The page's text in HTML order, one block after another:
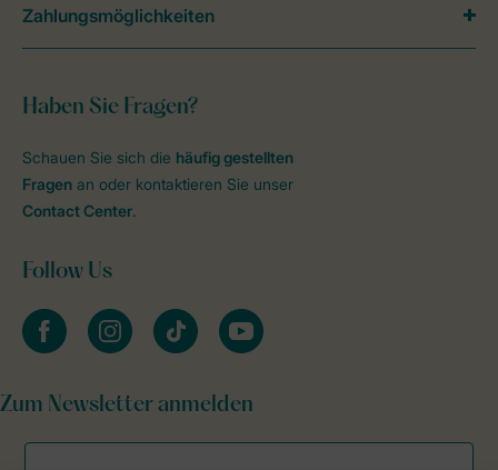
Haben Sie Fragen?
Schauen Sie sich die häufig gestellten
Fragen an oder kontaktieren Sie unser
Contact Center.
Follow Us
facebookinstagramtiktok youtube
Zum Newsletter anmelden
Zahlungsmöglichkeiten